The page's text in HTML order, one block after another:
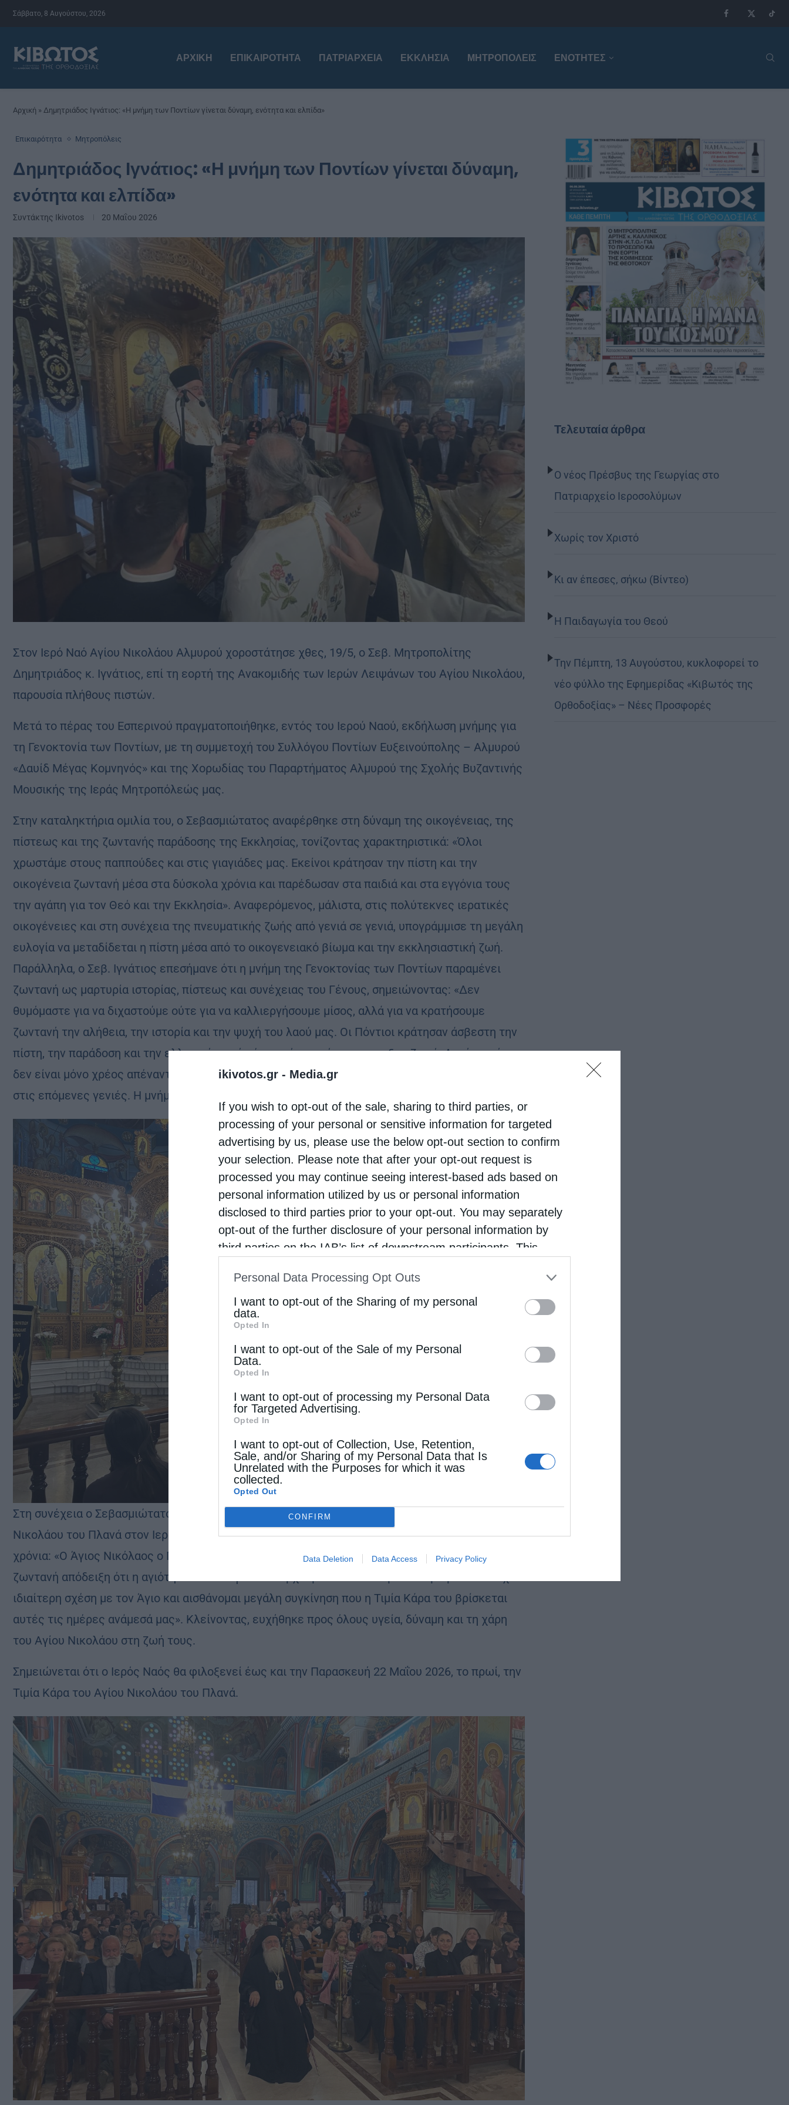
ikivotos.gr - Media.gr
If you wish to opt-out of the sale, sharing to third parties, or
processing of your personal or sensitive information for targeted
advertising by us, please use the below opt-out section to confirm
your selection. Please note that after your opt-out request is
processed you may continue seeing interest-based ads based on
personal information utilized by us or personal information
disclosed to third parties prior to your opt-out. You may separately
opt-out of the further disclosure of your personal information by
third parties on the IAB’s list of downstream participants. This
IAB’s List of Downstream Participantsthat may further disclose it to
other third parties.
Personal Data Processing Opt Outs
I want to opt-out of the Sharing of my personal
data.
Opted In
I want to opt-out of the Sale of my Personal
Data.
Opted In
I want to opt-out of processing my Personal Data
for Targeted Advertising.
Opted In
I want to opt-out of Collection, Use, Retention,
Sale, and/or Sharing of my Personal Data that Is
Unrelated with the Purposes for which it was
collected.
Opted Out
CONFIRM
Data Deletion Data Access Privacy Policy
Σάββατο, 8 Αυγούστου, 2026
ΑΡΧΙΚΉ ΕΠΙΚΑΙΡΌΤΗΤΑ ΠΑΤΡΙΑΡΧΕΊΑ ΕΚΚΛΗΣΊΑ ΜΗΤΡΟΠΌΛΕΙΣ ΕΝΟΤΗΤΕΣ
Αρχική » Δημητριάδος Ιγνάτιος: «Η μνήμη των Ποντίων γίνεται δύναμη, ενότητα και ελπίδα»
Επικαιρότητα Μητροπόλεις
Δημητριάδος Ιγνάτιος: «Η μνήμη των Ποντίων γίνεται δύναμη,
ενότητα και ελπίδα»
Συντάκτης Ikivotos 20 Μαΐου 2026
Στον Ιερό Ναό Αγίου Νικολάου Αλμυρού χοροστάτησε χθες, 19/5, ο Σεβ. Μητροπολίτης
Δημητριάδος κ. Ιγνάτιος, επί τη εορτή της Ανακομιδής των Ιερών Λειψάνων του Αγίου Νικολάου,
παρουσία πλήθους πιστών.
Μετά το πέρας του Εσπερινού πραγματοποιήθηκε, εντός του Ιερού Ναού, εκδήλωση μνήμης για
τη Γενοκτονία των Ποντίων, με τη συμμετοχή του Συλλόγου Ποντίων Ευξεινούπολης – Αλμυρού
«Δαυίδ Μέγας Κομνηνός» και της Χορωδίας του Παραρτήματος Αλμυρού της Σχολής Βυζαντινής
Μουσικής της Ιεράς Μητροπόλεώς μας.
Στην καταληκτήρια ομιλία του, ο Σεβασμιώτατος αναφέρθηκε στη δύναμη της οικογένειας, της
πίστεως και της ζωντανής παράδοσης της Εκκλησίας, τονίζοντας χαρακτηριστικά: «Όλοι
χρωστάμε στους παππούδες και στις γιαγιάδες μας. Εκείνοι κράτησαν την πίστη και την
οικογένεια ζωντανή μέσα στα δύσκολα χρόνια και παρέδωσαν στα παιδιά και στα εγγόνια τους
την αγάπη για τον Θεό και την Εκκλησία». Αναφερόμενος, μάλιστα, στις πολύτεκνες ιερατικές
οικογένειες και στη συνέχεια της πνευματικής ζωής από γενιά σε γενιά, υπογράμμισε τη μεγάλη
ευλογία να μεταδίδεται η πίστη μέσα από το οικογενειακό βίωμα και την εκκλησιαστική ζωή.
Παράλληλα, ο Σεβ. Ιγνάτιος επεσήμανε ότι η μνήμη της Γενοκτονίας των Ποντίων παραμένει
ζωντανή ως μαρτυρία ιστορίας, πίστεως και συνέχειας του Γένους, σημειώνοντας: «Δεν
θυμόμαστε για να διχαστούμε ούτε για να καλλιεργήσουμε μίσος, αλλά για να κρατήσουμε
ζωντανή την αλήθεια, την ιστορία και την ψυχή του λαού μας. Οι Πόντιοι κράτησαν άσβεστη την
πίστη, την παράδοση και την ελληνική ψυχή μέσα από τον πόνο και τον ξεριζωμό. Αυτή η μνήμη
δεν είναι μόνο χρέος απέναντι στους προγόνους μας, αλλά ευθύνη απέναντι στα παιδιά μας και
στις επόμενες γενιές. Η μνήμη γίνεται δύναμη, ενότητα και ελπίδα».
Στη συνέχεια ο Σεβασμιώτατος αναφέρθηκε και στην παρουσία της Τιμίας Κάρας του Αγίου
Νικολάου του Πλανά στον Ιερό Ναό, συνδέοντάς την με προσωπικά βιώματα από τα παιδικά του
χρόνια: «Ο Άγιος Νικόλαος ο Πλανάς είναι ένας σύγχρονος άγιος της Εκκλησίας μας, μία
ζωντανή απόδειξη ότι η αγιότητα δεν έπαψε να υπάρχει μέσα στον κόσμο. Από μικρό παιδί είχα
ιδιαίτερη σχέση με τον Άγιο και αισθάνομαι μεγάλη συγκίνηση που η Τιμία Κάρα του βρίσκεται
αυτές τις ημέρες ανάμεσά μας». Κλείνοντας, ευχήθηκε προς όλους υγεία, δύναμη και τη χάρη
του Αγίου Νικολάου στη ζωή τους.
Σημειώνεται ότι ο Ιερός Ναός θα φιλοξενεί έως και την Παρασκευή 22 Μαΐου 2026, το πρωί, την
Τιμία Κάρα του Αγίου Νικολάου του Πλανά.
Τελευταία άρθρα
Ο νέος Πρέσβυς της Γεωργίας στο
Πατριαρχείο Ιεροσολύμων
Χωρίς τον Χριστό
Κι αν έπεσες, σήκω (Βίντεο)
Η Παιδαγωγία του Θεού
Την Πέμπτη, 13 Αυγούστου, κυκλοφορεί το
νέο φύλλο της Εφημερίδας «Κιβωτός της
Ορθοδοξίας» – Νέες Προσφορές